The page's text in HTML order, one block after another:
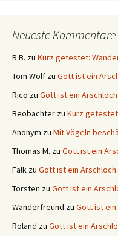
Neueste Kommentare
R.B. zu Kurz getestet:
Tom Wolf zu Gott ist ein
Rico zu Gott ist ein Arschloch
Beobachter zu Kurz
Anonym zu Mit Vögeln
Thomas M. zu Gott ist ein
Falk zu Gott ist ein Arschloch
Torsten zu Gott ist ein
Wanderfreund zu Gott ist ein
Roland zu Gott ist ein